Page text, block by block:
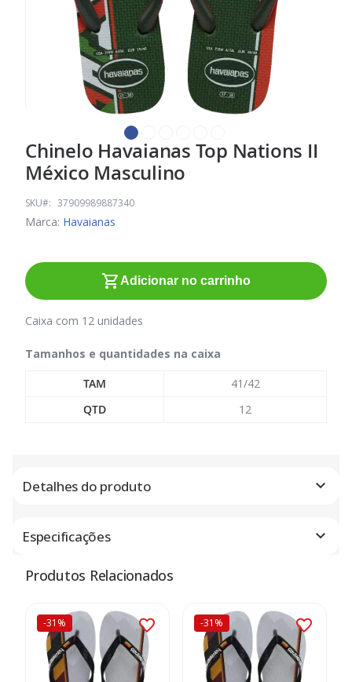
Saltar
para
o
início
da
imagens
Chinelo Havaianas Top Nations II
México Masculino
SKU 37909989887340
Marca: Havaianas
Adicionar no carrinho
Caixa com 12 unidades
Tamanhos e quantidades na caixa
TAM
41/42
QTD
12
Detalhes do produto
Especificações
Produtos Relacionados
-31% -31%